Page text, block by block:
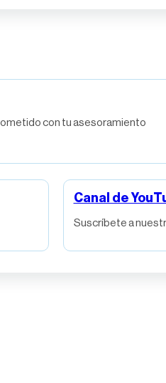
con tu asesoramiento
Canal de
Suscríbete a